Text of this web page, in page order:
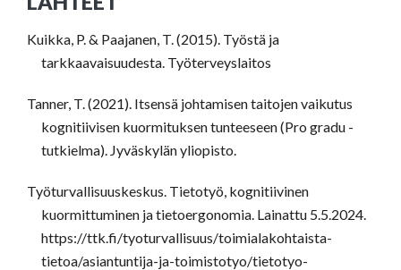
Kuikka, P. & Paajanen, T. (2015). Työstä ja
tarkkaavaisuudesta. Työterveyslaitos
Tanner, T. (2021). Itsensä johtamisen taitojen vaikutus
kognitiivisen kuormituksen tunteeseen (Pro gradu -
tutkielma). Jyväskylän yliopisto.
Työturvallisuuskeskus. Tietotyö, kognitiivinen
kuormittuminen ja tietoergonomia. Lainattu 5.5.2024.
https://ttk.fi/tyoturvallisuus/toimialakohtaista-
tietoa/asiantuntija-ja-toimistotyo/tietotyo-